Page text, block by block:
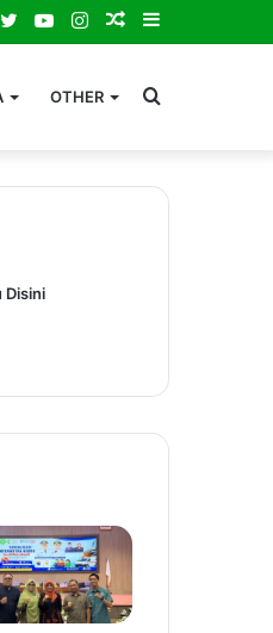
Random
Instagram
YouTube
Twitter
OTHER Search
for
Disini